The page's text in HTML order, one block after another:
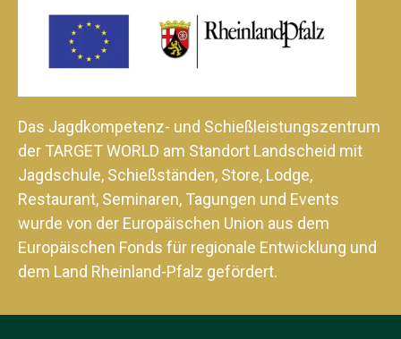
Das Jagdkompetenz- und Schießleistungszentrum
der TARGET WORLD am Standort Landscheid mit
Jagdschule, Schießständen, Store, Lodge,
Restaurant, Seminaren, Tagungen und Events
wurde von der Europäischen Union aus dem
Europäischen Fonds für regionale Entwicklung und
dem Land Rheinland-Pfalz gefördert.